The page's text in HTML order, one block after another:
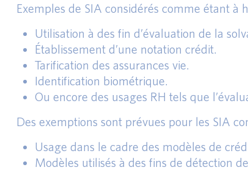
Exemples de SIA considérés comme étant à
Utilisation à des fin d’évaluation de la
Établissement d’une notation crédit.
Tarification des assurances vie.
Identification biométrique.
Ou encore des usages RH tels que
Des exemptions sont prévues pour les SIA
Usage dans le cadre des modèles de
Modèles utilisés à des fins de détection